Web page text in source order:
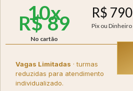
10x
R$ 89
No cartão
R$ 790
Pix ou Dinheiro
Vagas Limitadas · turmas
reduzidas para atendimento
individualizado.